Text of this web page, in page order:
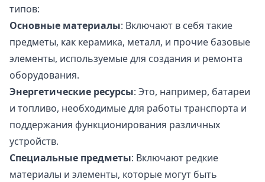
типов:
Основные материалы: Включают в себя такие
предметы, как керамика, металл, и прочие базовые
элементы, используемые для создания и ремонта
оборудования.
Энергетические ресурсы: Это, например, батареи
и топливо, необходимые для работы транспорта и
поддержания функционирования различных
устройств.
Специальные предметы: Включают редкие
материалы и элементы, которые могут быть